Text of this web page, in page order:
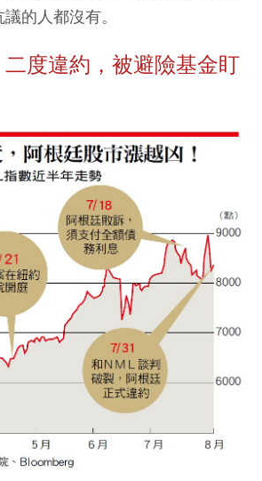
的人都沒有。
度違約，被避險基金盯